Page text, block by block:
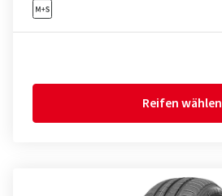
Reifen wählen